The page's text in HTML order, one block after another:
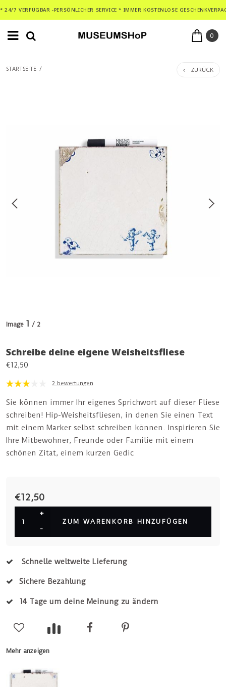
* 24/7 VERFÜGBAR -PERSÖNLICHER SERVICE * IMMER KOSTENLOSE
0
STARTSEITE / ZURÜCK
Image 1 / 2
Schreibe deine eigene Weisheitsfliese
€12,50
2 bewertungen
Sie können immer Ihr eigenes Sprichwort auf dieser Fliese
schreiben! Hip-Weisheitsfliesen, in denen Sie einen Text
mit einem Marker selbst schreiben können. Inspirieren Sie
Ihre Mitbewohner, Freunde oder Familie mit einem
schönen Zitat, einem kurzen Gedic
€12,50
+
-
ZUM WARENKORB HINZUFÜGEN
Schnelle weltweite Lieferung
Sichere Bezahlung
14 Tage um deine Meinung zu ändern
Mehr anzeigen